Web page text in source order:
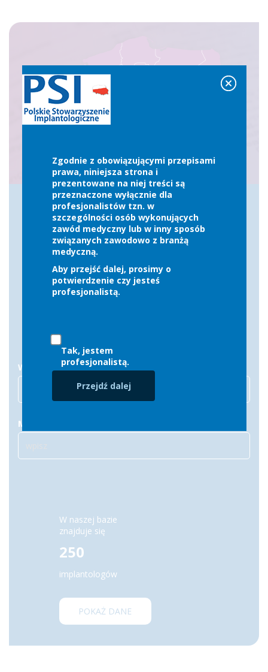
Kliknij w województwo na mapie
LUB
wybierz z listy
Województwo
Możesz wpisać imię i nazwisko
W naszej bazie
znajduje się
250
implantologów
POKAŻ DANE
Zgodnie z obowiązującymi przepisami
prawa, niniejsza strona i
prezentowane na niej treści są
przeznaczone wyłącznie dla
profesjonalistów tzn. w
szczególności osób wykonujących
zawód medyczny lub w inny sposób
związanych zawodowo z branżą
medyczną.
Aby przejść dalej, prosimy o
potwierdzenie czy jesteś
profesjonalistą.
Tak, jestem
profesjonalistą.
Przejdź dalej